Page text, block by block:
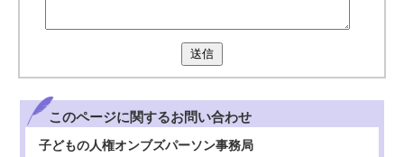
送信
このページに関するお問い合わせ
子どもの人権オンブズパーソン事務局